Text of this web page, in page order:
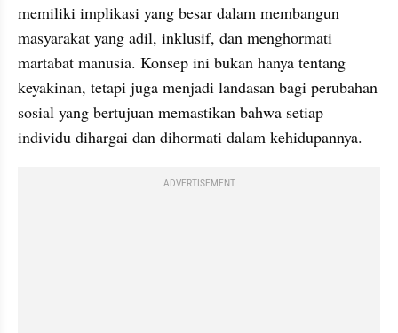
memiliki implikasi yang besar dalam membangun
masyarakat yang adil, inklusif, dan menghormati
martabat manusia. Konsep ini bukan hanya tentang
keyakinan, tetapi juga menjadi landasan bagi perubahan
sosial yang bertujuan memastikan bahwa setiap
individu dihargai dan dihormati dalam kehidupannya.
ADVERTISEMENT